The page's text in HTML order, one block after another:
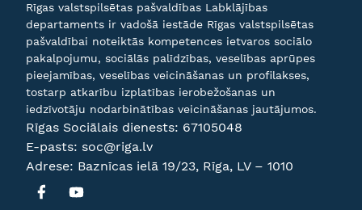
Rīgas valstspilsētas pašvaldības Labklājības
departaments ir vadošā iestāde Rīgas valstspilsētas
pašvaldībai noteiktās kompetences ietvaros sociālo
pakalpojumu, sociālās palīdzības, veselības aprūpes
pieejamības, veselības veicināšanas un profilakses,
tostarp atkarību izplatības ierobežošanas un
iedzīvotāju nodarbinātības veicināšanas jautājumos.
Rīgas Sociālais dienests: 67105048
E-pasts: soc@riga.lv
Adrese: Baznīcas ielā 19/23, Rīga, LV – 1010